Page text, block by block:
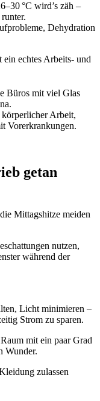
°C wird’s zäh –
Dehydration
echtes Arbeits- und
Büros mit viel Glas
Arbeit,
Vorerkrankungen.
getan
Mittagshitze meiden
nutzen,
während der
Licht minimieren –
Strom zu sparen.
mit ein paar Grad
Wunder.
zulassen